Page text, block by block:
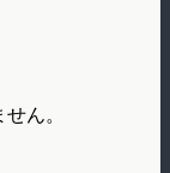
ん。